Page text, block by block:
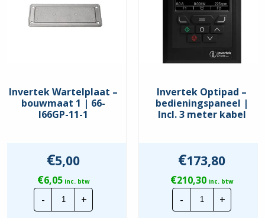
Invertek Wartelplaat –
bouwmaat 1 | 66-
I66GP-11-1
€5,00
€6,05inc. btw
-
Invertek
Wartelplaat
-
+
Invertek Optipad –
bedieningspaneel |
Incl. 3 meter kabel
€173,80
€210,30inc. btw
-
Invertek
Optipad
-
+